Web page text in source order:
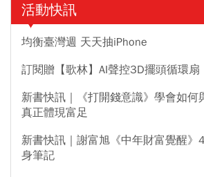
活動快訊
均衡臺灣週 天天抽iPhone
訂閱贈【歌林】AI聲控3D擺頭循環扇
新書快訊｜《打開錢意識》學會如何
真正體現富足
新書快訊｜謝富旭《中年財富覺醒》
身筆記